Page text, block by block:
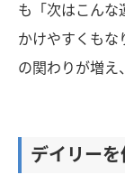
も「次はこんな
かけやすくもな
の関わりが増え
デイリー